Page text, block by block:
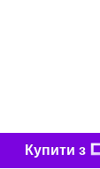
Купити з